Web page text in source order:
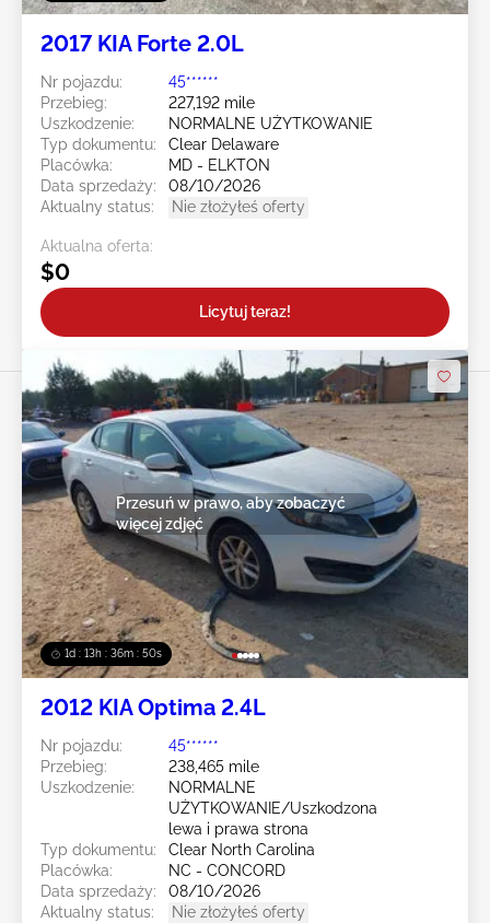
2017 KIA Forte 2.0L
Nr pojazdu:
45******
Przebieg:
227,192 mile
Uszkodzenie:
NORMALNE UŻYTKOWANIE
Typ dokumentu:
Clear Delaware
Placówka:
MD - ELKTON
Data sprzedaży:
08/10/2026
Aktualny status:
Nie złożyłeś oferty
Aktualna oferta:
$0
Licytuj teraz!
1d : 13h : 36m : 47s
Przesuń w prawo, aby zobaczyć
więcej zdjęć
2012 KIA Optima 2.4L
Nr pojazdu:
45******
Przebieg:
238,465 mile
Uszkodzenie:
NORMALNE
UŻYTKOWANIE/Uszkodzona
lewa i prawa strona
Typ dokumentu:
Clear North Carolina
Placówka:
NC - CONCORD
Data sprzedaży:
08/10/2026
Aktualny status:
Nie złożyłeś oferty